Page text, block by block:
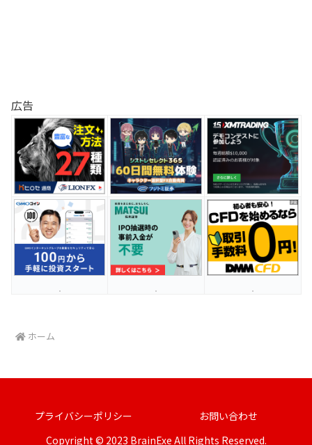
広告
ホーム
プライバシーポリシー
お問い合わせ
Copyright © 2023 BrainExe All Rights Reserved.